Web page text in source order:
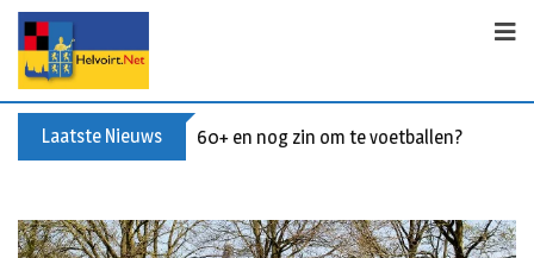
Laatste Nieuws 60+ en nog zin om te voetballen? Kom